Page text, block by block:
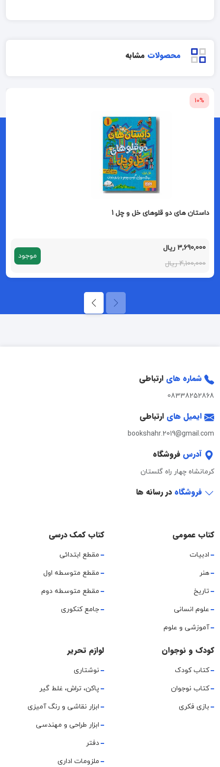
محصولات مشابه
10%
داستان های دو قلوهای خل و چل 1
3,690,000 ریال
4,100,000 ریال
موجود
شماره های ارتباطی
08338252868
ایمیل های ارتباطی
bookshahr.2019@gmail.com
آدرس فروشگاه
کرمانشاه چهار راه گلستان
فروشگاه در رسانه ها
کتاب عمومی
ادبیات
هنر
تاریخ
علوم انسانی
آموزشی و علوم
کتاب کمک درسی
مقطع ابتدائی
مقطع متوسطه اول
مقطع متوسطه دوم
جامع کنکوری
کودک و نوجوان
کتاب کودک
کتاب نوجوان
بازی فکری
لوازم تحریر
نوشتاری
پاکن، تراش، غلط گیر
ابزار نقاشی و رنگ آمیزی
ابزار طراحی و مهندسی
دفتر
ملزومات اداری